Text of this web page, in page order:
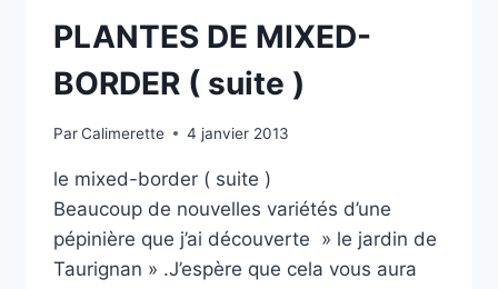
PLANTES DE MIXED-
BORDER ( suite )
ParCalimerette 4 janvier 2013
le mixed-border ( suite )
Beaucoup de nouvelles variétés d’une
pépinière que j’ai découverte » le jardin de
Taurignan » .J’espère que cela vous aura